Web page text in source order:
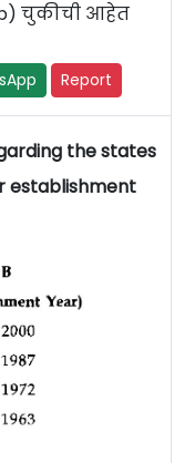
चुकीची आहेत
Report
the states
establishment